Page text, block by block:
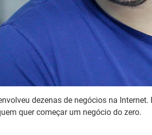
dezenas de negócios na
quer começar um negócio do zero.